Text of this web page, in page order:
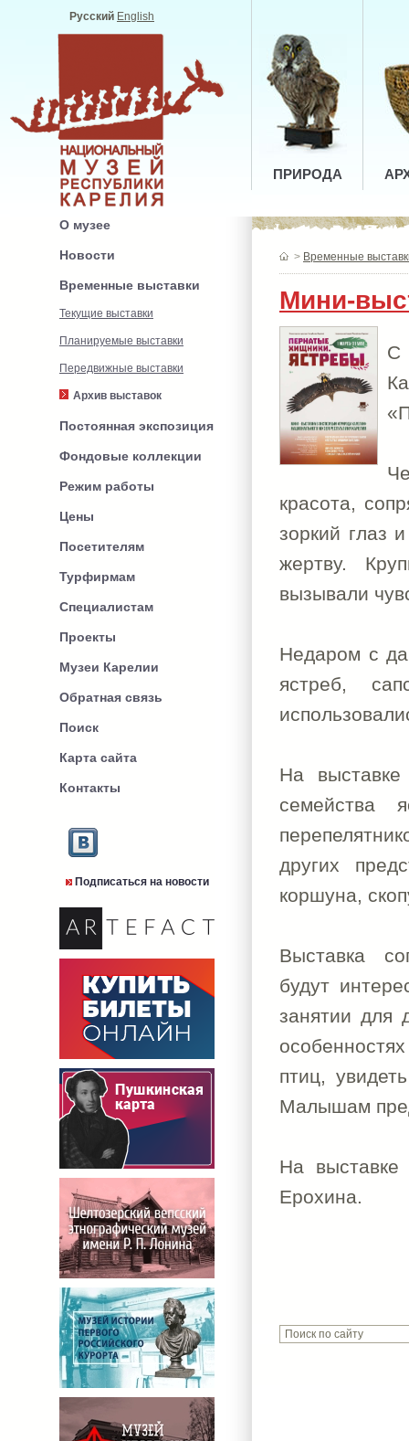
Русский English
ПРИРОДА
О музее
Новости
Временные выставки
Текущие выставки
Планируемые выставки
Передвижные выставки
Архив выставок
Постоянная экспозиция
Фондовые коллекции
Режим работы
Цены
Посетителям
Турфирмам
Специалистам
Проекты
Музеи Карелии
Обратная связь
Поиск
Карта сайта
Контакты
Подписаться на новости
> Временные
Мини-
С
красота,
зоркий глаз
жертву.
вызывали
Недаром с
ястреб,
На
семейства
других
коршуна,
Выставка
будут
занятии для
птиц,
Малышам
На
Ерохина.